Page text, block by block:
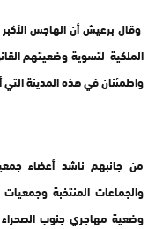
وقال برعيش أن الهاجس الأكبر
الملكية لتسوية وضعيتهم
واطمئنان في هذه المدينة التي
من جانبهم ناشد أعضاء
والجماعات المنتخبة
وضعية مهاجري جنوب الصحراء